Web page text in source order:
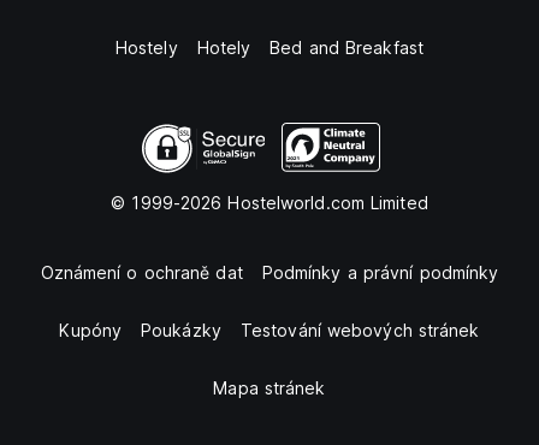
Hostely Hotely Bed and Breakfast
© 1999-2026 Hostelworld.com Limited
Oznámení o ochraně dat Podmínky a právní podmínky
Kupóny Poukázky Testování webových stránek
Mapa stránek